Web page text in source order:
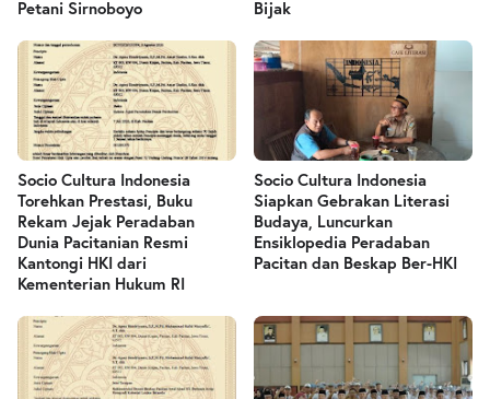
Petani Sirnoboyo
Bijak
Socio Cultura Indonesia
Torehkan Prestasi, Buku
Rekam Jejak Peradaban
Dunia Pacitanian Resmi
Kantongi HKI dari
Kementerian Hukum RI
Socio Cultura Indonesia
Siapkan Gebrakan Literasi
Budaya, Luncurkan
Ensiklopedia Peradaban
Pacitan dan Beskap Ber-HKI